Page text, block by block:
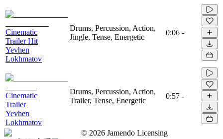
Cinematic
Trailer Hit
Yevhen
Lokhmatov
Drums, Percussion, Action,
Jingle, Tense, Energetic
0:06 -
Cinematic
Trailer
Yevhen
Lokhmatov
Drums, Percussion, Action,
Trailer, Tense, Energetic
0:57 -
© 2026 Jamendo Licensing